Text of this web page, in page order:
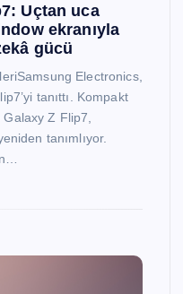
Uçtan uca
ekranıyla
gücü
Electronics,
tanıttı. Kompakt
Z Flip7,
tanımlıyor.